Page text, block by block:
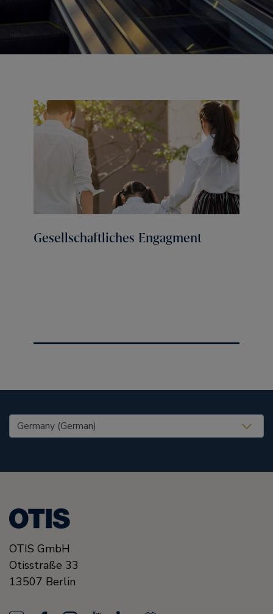
Gesellschaftliches Engagment
United States (EN)
OTIS GmbH
Otisstraße 33
13507 Berlin